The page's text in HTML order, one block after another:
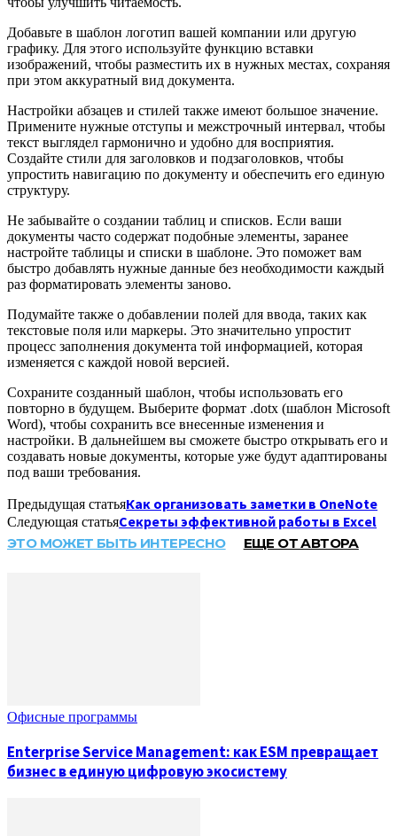
Добавьте в шаблон логотип вашей компании или другую
графику. Для этого используйте функцию вставки
изображений, чтобы разместить их в нужных местах, сохраняя
при этом аккуратный вид документа.
Настройки абзацев и стилей также имеют большое значение.
Примените нужные отступы и межстрочный интервал, чтобы
текст выглядел гармонично и удобно для восприятия.
Создайте стили для заголовков и подзаголовков, чтобы
упростить навигацию по документу и обеспечить его единую
структуру.
Не забывайте о создании таблиц и списков. Если ваши
документы часто содержат подобные элементы, заранее
настройте таблицы и списки в шаблоне. Это поможет вам
быстро добавлять нужные данные без необходимости каждый
раз форматировать элементы заново.
Подумайте также о добавлении полей для ввода, таких как
текстовые поля или маркеры. Это значительно упростит
процесс заполнения документа той информацией, которая
изменяется с каждой новой версией.
Сохраните созданный шаблон, чтобы использовать его
повторно в будущем. Выберите формат .dotx (шаблон Microsoft
Word), чтобы сохранить все внесенные изменения и
настройки. В дальнейшем вы сможете быстро открывать его и
создавать новые документы, которые уже будут адаптированы
под ваши требования.
Предыдущая статьяКак организовать заметки в OneNote
Следующая статьяСекреты эффективной работы в Excel
ЭТО МОЖЕТ БЫТЬ ИНТЕРЕСНО ЕЩЕ ОТ АВТОРА
Офисные программы
Enterprise Service Management: как ESM превращает
бизнес в единую цифровую экосистему